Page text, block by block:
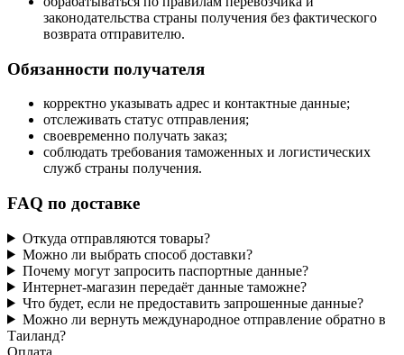
законодательства страны получения без фактического
возврата отправителю.
Обязанности получателя
корректно указывать адрес и контактные данные;
отслеживать статус отправления;
своевременно получать заказ;
соблюдать требования таможенных и логистических
служб страны получения.
FAQ по доставке
Откуда отправляются товары?
Можно ли выбрать способ доставки?
Почему могут запросить паспортные данные?
Интернет-магазин передаёт данные таможне?
Что будет, если не предоставить запрошенные данные?
Можно ли вернуть международное отправление обратно в
Таиланд?
Оплата